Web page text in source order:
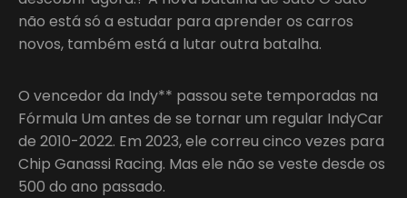
não está só a estudar para aprender os carros
novos, também está a lutar outra batalha.
O vencedor da Indy** passou sete temporadas na
Fórmula Um antes de se tornar um regular IndyCar
de 2010-2022. Em 2023, ele correu cinco vezes para
Chip Ganassi Racing. Mas ele não se veste desde os
500 do ano passado.